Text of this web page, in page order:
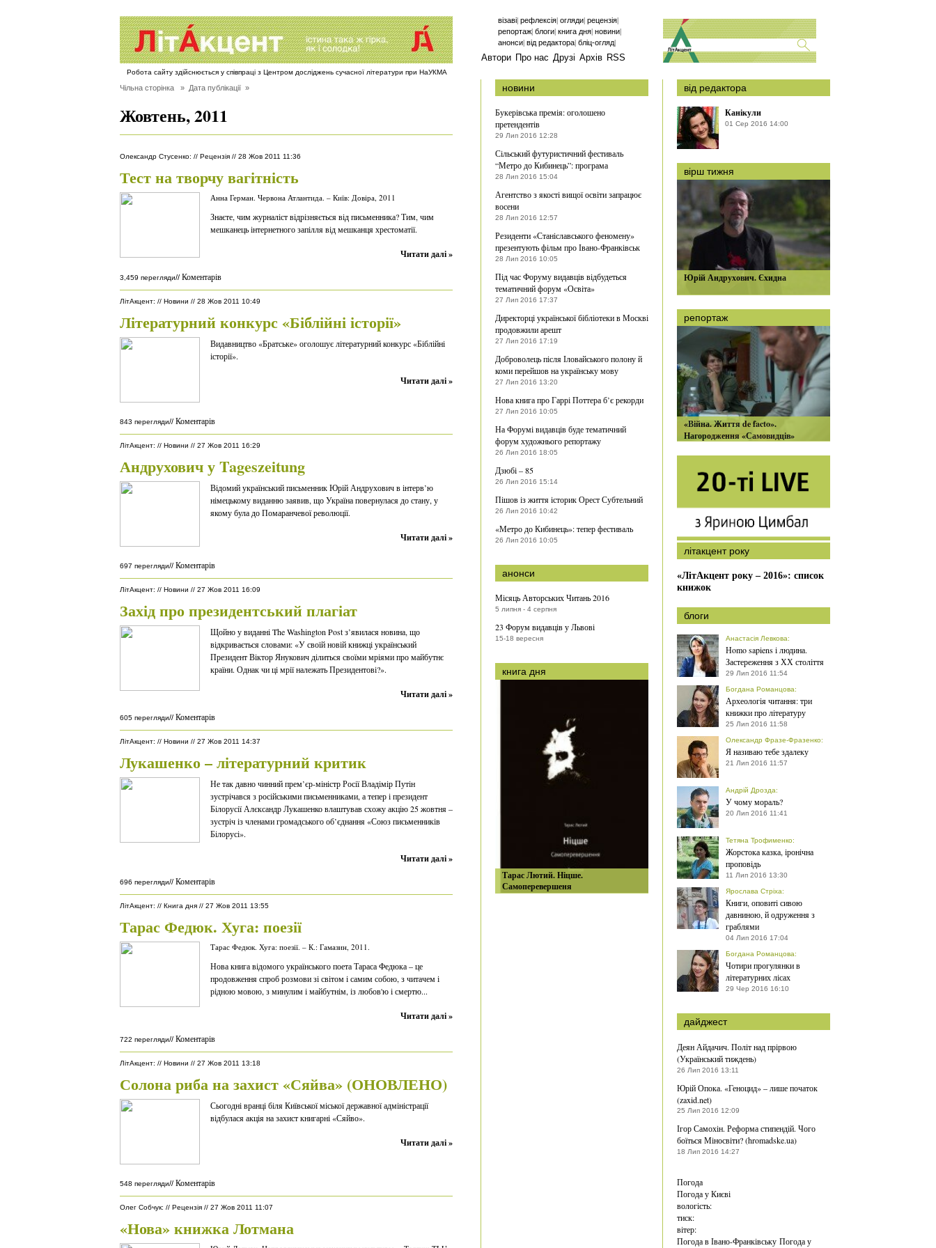
візаві| рефлексія| огляди| рецензія|
репортаж| блоги| книга дня| новини|
анонси| від редактора| бліц-огляд|
Автори Про нас Друзі Архів RSS
Робота сайту здійснюється у співпраці з Центром досліджень сучасної літератури при НаУКМА
Чільна сторінка » Дата публікації »
Жовтень, 2011
Олександр Стусенко: // Рецензія // 28 Жов 2011 11:36
Тест на творчу вагітність
Анна Герман. Червона Атлантида. – Київ: Довіра, 2011
Знаєте, чим журналіст відрізняється від письменника? Тим, чим
мешканець інтернетного запілля від мешканця хрестоматії.
Читати далі »
3,459 перегляди// Коментарів
ЛітАкцент: // Новини // 28 Жов 2011 10:49
Літературний конкурс «Біблійні історії»
Видавництво «Братське» оголошує літературний конкурс «Біблійні
історії».
Читати далі »
843 перегляди// Коментарів
ЛітАкцент: // Новини // 27 Жов 2011 16:29
Андрухович у Tageszeitung
Відомий український письменник Юрій Андрухович в інтерв’ю
німецькому виданню заявив, що Україна повернулася до стану, у
якому була до Помаранчевої революції.
Читати далі »
697 перегляди// Коментарів
ЛітАкцент: // Новини // 27 Жов 2011 16:09
Захід про президентський плагіат
Щойно у виданні The Washington Post з’явилася новина, що
відкривається словами: «У своїй новій книжці український
Президент Віктор Янукович ділиться своїми мріями про майбутнє
країни. Однак чи ці мрії належать Президентові?».
Читати далі »
605 перегляди// Коментарів
ЛітАкцент: // Новини // 27 Жов 2011 14:37
Лукашенко – літературний критик
Не так давно чинний прем’єр-міністр Росії Владімір Путін
зустрічався з російськими письменниками, а тепер і президент
Білорусії Алєксандр Лукашенко влаштував схожу акцію 25 жовтня –
зустріч із членами громадського об’єднання «Союз письменників
Білорусі».
Читати далі »
696 перегляди// Коментарів
ЛітАкцент: // Книга дня // 27 Жов 2011 13:55
Тарас Федюк. Хуга: поезії
Тарас Федюк. Хуга: поезії. – К.: Гамазин, 2011.
Нова книга відомого українського поета Тараса Федюка – це
продовження спроб розмови зі світом і самим собою, з читачем і
рідною мовою, з минулим і майбутнім, із любов'ю і смертю...
Читати далі »
722 перегляди// Коментарів
ЛітАкцент: // Новини // 27 Жов 2011 13:18
Солона риба на захист «Сяйва» (ОНОВЛЕНО)
Сьогодні вранці біля Київської міської державної адміністрації
відбулася акція на захист книгарні «Сяйво».
Читати далі »
548 перегляди// Коментарів
Олег Собчук: // Рецензія // 27 Жов 2011 11:07
«Нова» книжка Лотмана
новини
Букерівська премія: оголошено
претендентів
29 Лип 2016 12:28
Сільський футуристичний фестиваль
“Метро до Кибинець”: програма
28 Лип 2016 15:04
Агентство з якості вищої освіти запрацює
восени
28 Лип 2016 12:57
Резиденти «Станіславського феномену»
презентують фільм про Івано-Франківськ
28 Лип 2016 10:05
Під час Форуму видавців відбудеться
тематичний форум «Освіта»
27 Лип 2016 17:37
Директорці української бібліотеки в Москві
продовжили арешт
27 Лип 2016 17:19
Доброволець після Іловайського полону й
коми перейшов на українську мову
27 Лип 2016 13:20
Нова книга про Гаррі Поттера б’є рекорди
27 Лип 2016 10:05
На Форумі видавців буде тематичний
форум художнього репортажу
26 Лип 2016 18:05
Дзюбі – 85
26 Лип 2016 15:14
Пішов із життя історик Орест Субтельний
26 Лип 2016 10:42
«Метро до Кибинець»: тепер фестиваль
26 Лип 2016 10:05
анонси
Місяць Авторських Читань 2016
5 липня - 4 серпня
23 Форум видавців у Львові
15-18 вересня
книга дня
Тарас Лютий. Ніцше.
Самоперевершеня
від редактора
Канікули
01 Сер 2016 14:00
вірш тижня
Юрій Андрухович. Єхидна
репортаж
«Війна. Життя de facto».
Нагородження «Самовидців»
літакцент року
«ЛітАкцент року – 2016»: список
книжок
блоги
Анастасія Левкова:
Нomo sapiens і людина.
Застереження з ХХ століття
29 Лип 2016 11:54
Богдана Романцова:
Археологія читання: три
книжки про літературу
25 Лип 2016 11:58
Олександр Фразе-Фразенко:
Я називаю тебе здалеку
21 Лип 2016 11:57
Андрій Дрозда:
У чому мораль?
20 Лип 2016 11:41
Тетяна Трофименко:
Жорстока казка, іронічна
проповідь
11 Лип 2016 13:30
Ярослава Стріха:
Книги, оповиті сивою
давниною, й одруження з
граблями
04 Лип 2016 17:04
Богдана Романцова:
Чотири прогулянки в
літературних лісах
29 Чер 2016 16:10
дайджест
Деян Айдачич. Політ над прірвою
(Український тиждень)
26 Лип 2016 13:11
Юрій Опока. «Геноцид» – лише початок
(zaxid.net)
25 Лип 2016 12:09
Ігор Самохін. Реформа стипендій. Чого
боїться Міносвіти? (hromadske.ua)
18 Лип 2016 14:27
Погода
Погода уКиєві
вологість:
тиск:
вітер:
Погода в Івано-Франківську Погода у